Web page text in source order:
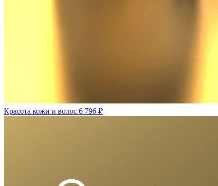
Красота кожи и волос 6 796 ₽